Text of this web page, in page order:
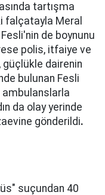
tartışma
falçatayla Meral
Fesli'nin de boynunu
polis, itfaiye ve
güçlükle dairenin
bulunan Fesli
ambulanslarla
da olay yerinde
gönderildi.
suçundan 40